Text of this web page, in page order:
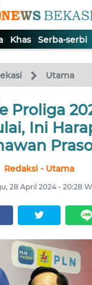
Khas Serba-serbi
Utama
Proliga
Ini
Redaksi - Utama
28 April 2024 - 20:28